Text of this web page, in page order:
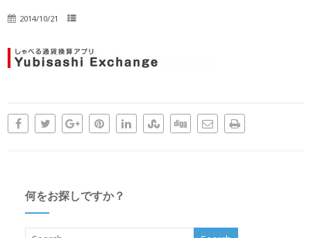
2014/10/21
何をお探しですか？